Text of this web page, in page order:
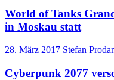
World of Tanks
in Moskau statt
28. März 2017 Stefan
Cyberpunk 2077